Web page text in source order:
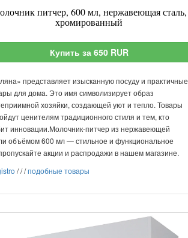
питчер, 600 мл, нержавеющая сталь,
хромированный
Купить за 650 RUR
представляет изысканную посуду и практичные
для дома. Это имя символизирует образ
хозяйки, создающей уют и тепло. Товары
ценителям традиционного стиля и тем, кто
инновации.Молочник-питчер из нержавеющей
объёмом 600 мл — стильное и функциональное
акции и распродажи в нашем магазине.
///подобные товары